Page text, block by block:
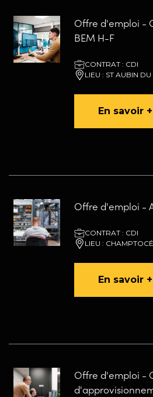
Offre d'emploi -
BEM H-F
CONTRAT : CDI
LIEU : ST AUBIN
En savoir +
Offre d'emploi -
CONTRAT : CDI
LIEU :
En savoir +
Offre d'emploi -